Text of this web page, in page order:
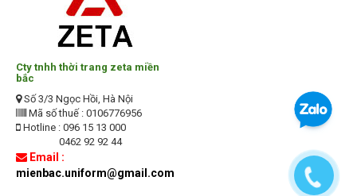
Cty tnhh thời trang zeta miền
bắc
Số 3/3 Ngọc Hồi, Hà Nội
Mã số thuế : 0106776956
Hotline : 096 15 13 000
0462 92 92 44
Email :
mienbac.uniform@gmail.com